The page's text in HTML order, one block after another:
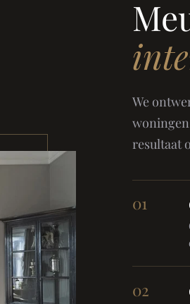
We
resultaat
01
02